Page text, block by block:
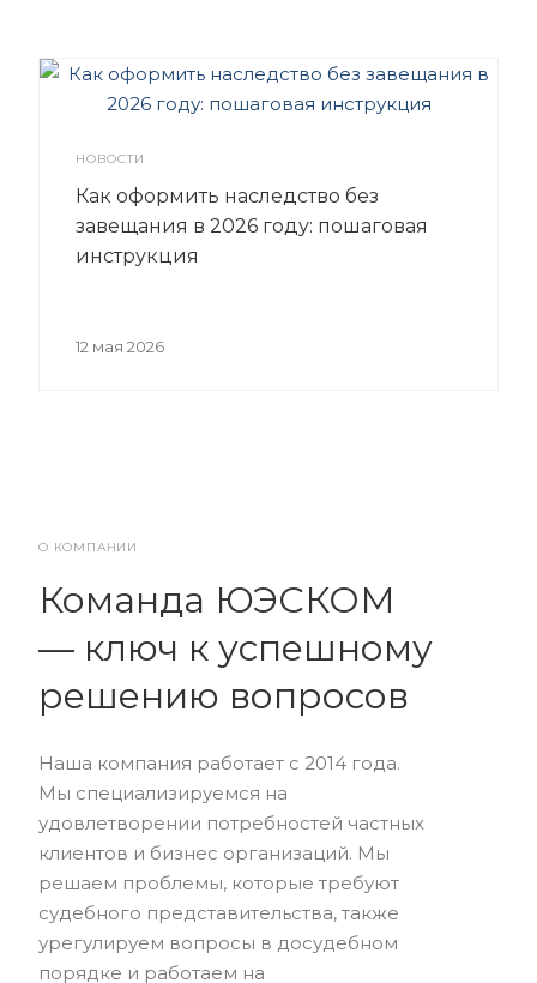
НОВОСТИ
Как оформить наследство без
завещания в 2026 году: пошаговая
инструкция
12 мая 2026
О КОМПАНИИ
Команда ЮЭСКОМ
— ключ к успешному
решению вопросов
Наша компания работает с 2014 года.
Мы специализируемся на
удовлетворении потребностей частных
клиентов и бизнес организаций. Мы
решаем проблемы, которые требуют
судебного представительства, также
урегулируем вопросы в досудебном
порядке и работаем на